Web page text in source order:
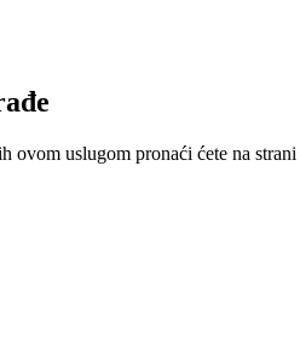
ovom uslugom pronaći ćete na strani